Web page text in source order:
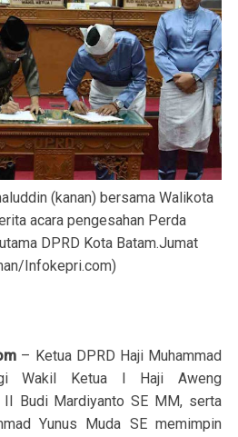
(kanan) bersama Walikota
acara pengesahan Perda
DPRD Kota Batam.Jumat
Infokepri.com)
– Ketua DPRD Haji Muhammad
Wakil Ketua I Haji Aweng
II Budi Mardiyanto SE MM, serta
Yunus Muda SE memimpin